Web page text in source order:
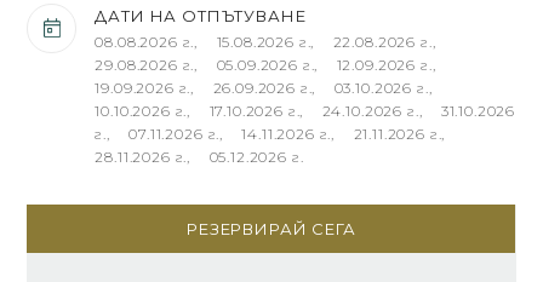
ДАТИ НА ОТПЪТУВАНЕ
08.08.2026 г., 15.08.2026 г., 22.08.2026 г.,
29.08.2026 г., 05.09.2026 г., 12.09.2026 г.,
19.09.2026 г., 26.09.2026 г., 03.10.2026 г.,
10.10.2026 г., 17.10.2026 г., 24.10.2026 г., 31.10.2026
г., 07.11.2026 г., 14.11.2026 г., 21.11.2026 г.,
28.11.2026 г., 05.12.2026 г.
РЕЗЕРВИРАЙ СЕГА